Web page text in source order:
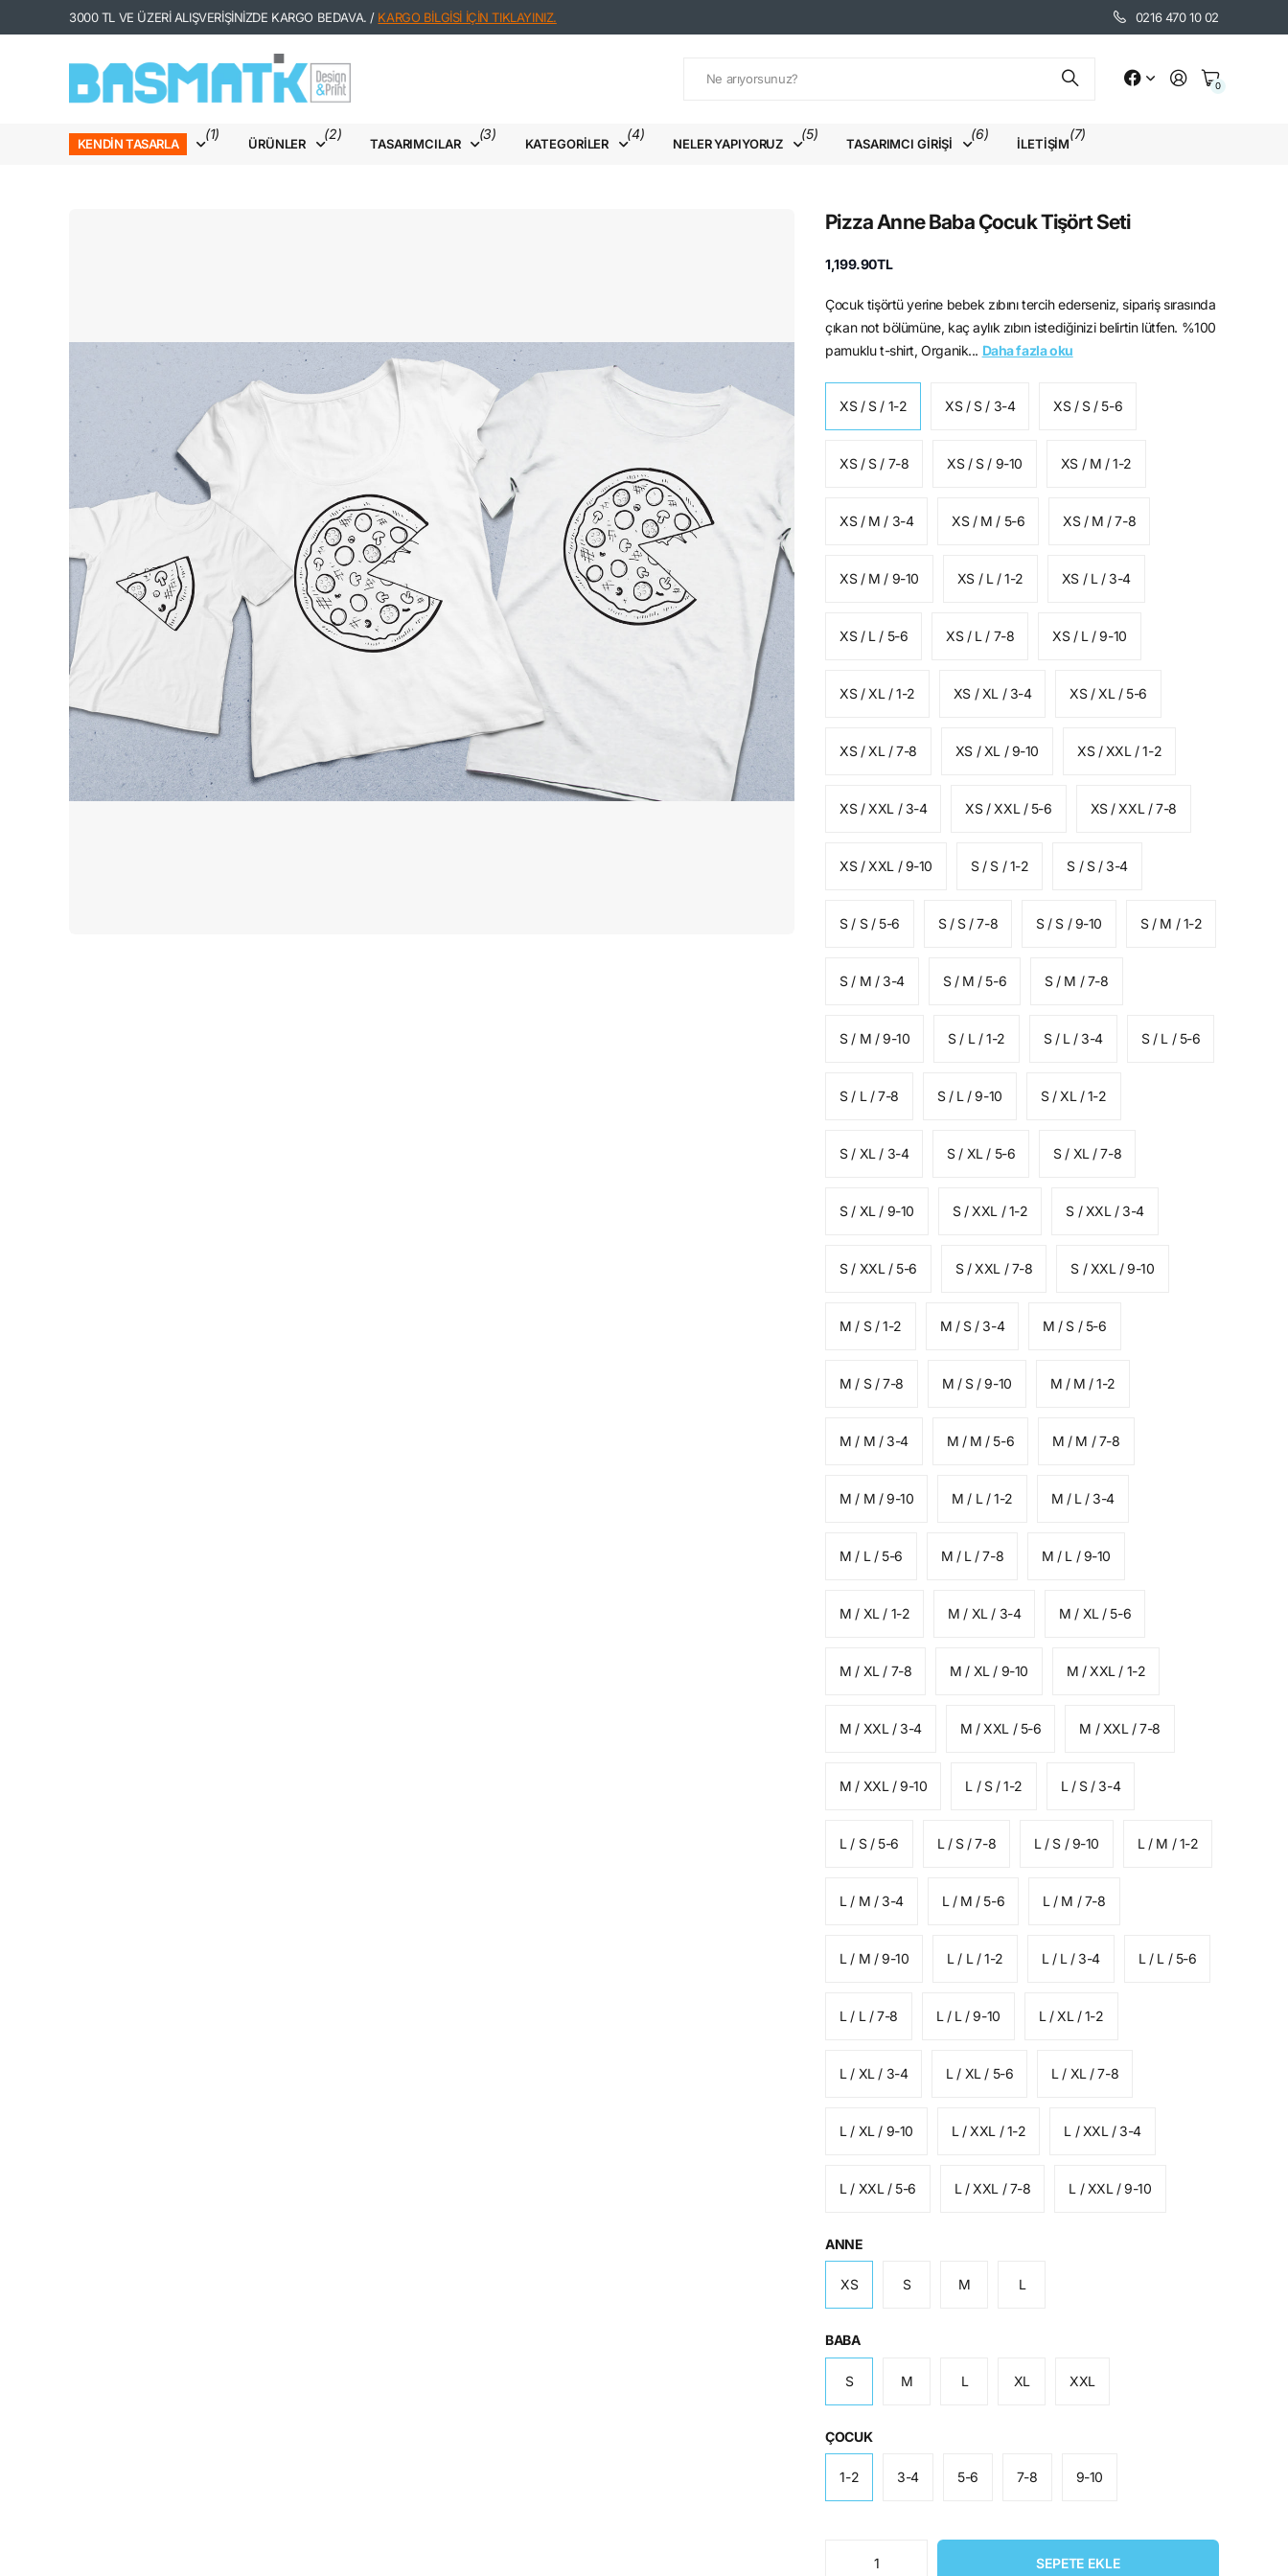
3000 TL VE ÜZERİ ALIŞVERİŞİNİZDE KARGO BEDAVA. / KARGO BİLGİSİ İÇİN TIKLAYINIZ. 0216 470 10 02
0
KENDIN TASARLA
(1)
ÜRÜNLER
(2)
TASARIMCILAR
(3)
KATEGORILER
(4)
NELER YAPIYORUZ
(5)
TASARIMCI GIRIŞI
(6)
İLETIŞIM
(7)
Pizza Anne Baba Çocuk Tişört Seti
1,199.90TL
Çocuk tişörtü yerine bebek zıbını tercih ederseniz, sipariş sırasında
çıkan not bölümüne, kaç aylık zıbın istediğinizi belirtin lütfen. %100
pamuklu t-shirt, Organik... Daha fazla oku
XS / S / 1-2 XS / S / 3-4 XS / S / 5-6
XS / S / 7-8 XS / S / 9-10 XS / M / 1-2
XS / M / 3-4 XS / M / 5-6 XS / M / 7-8
XS / M / 9-10 XS / L / 1-2 XS / L / 3-4
XS / L / 5-6 XS / L / 7-8 XS / L / 9-10
XS / XL / 1-2 XS / XL / 3-4 XS / XL / 5-6
XS / XL / 7-8 XS / XL / 9-10 XS / XXL / 1-2
XS / XXL / 3-4 XS / XXL / 5-6 XS / XXL / 7-8
XS / XXL / 9-10 S / S / 1-2 S / S / 3-4
S / S / 5-6 S / S / 7-8 S / S / 9-10 S / M / 1-2
S / M / 3-4 S / M / 5-6 S / M / 7-8
S / M / 9-10 S / L / 1-2 S / L / 3-4 S / L / 5-6
S / L / 7-8 S / L / 9-10 S / XL / 1-2
S / XL / 3-4 S / XL / 5-6 S / XL / 7-8
S / XL / 9-10 S / XXL / 1-2 S / XXL / 3-4
S / XXL / 5-6 S / XXL / 7-8 S / XXL / 9-10
M / S / 1-2 M / S / 3-4 M / S / 5-6
M / S / 7-8 M / S / 9-10 M / M / 1-2
M / M / 3-4 M / M / 5-6 M / M / 7-8
M / M / 9-10 M / L / 1-2 M / L / 3-4
M / L / 5-6 M / L / 7-8 M / L / 9-10
M / XL / 1-2 M / XL / 3-4 M / XL / 5-6
M / XL / 7-8 M / XL / 9-10 M / XXL / 1-2
M / XXL / 3-4 M / XXL / 5-6 M / XXL / 7-8
M / XXL / 9-10 L / S / 1-2 L / S / 3-4
L / S / 5-6 L / S / 7-8 L / S / 9-10 L / M / 1-2
L / M / 3-4 L / M / 5-6 L / M / 7-8
L / M / 9-10 L / L / 1-2 L / L / 3-4 L / L / 5-6
L / L / 7-8 L / L / 9-10 L / XL / 1-2
L / XL / 3-4 L / XL / 5-6 L / XL / 7-8
L / XL / 9-10 L / XXL / 1-2 L / XXL / 3-4
L / XXL / 5-6 L / XXL / 7-8 L / XXL / 9-10
ANNE
XS S M L
BABA
S M L XL XXL
ÇOCUK
1-2 3-4 5-6 7-8 9-10
SEPETE EKLE